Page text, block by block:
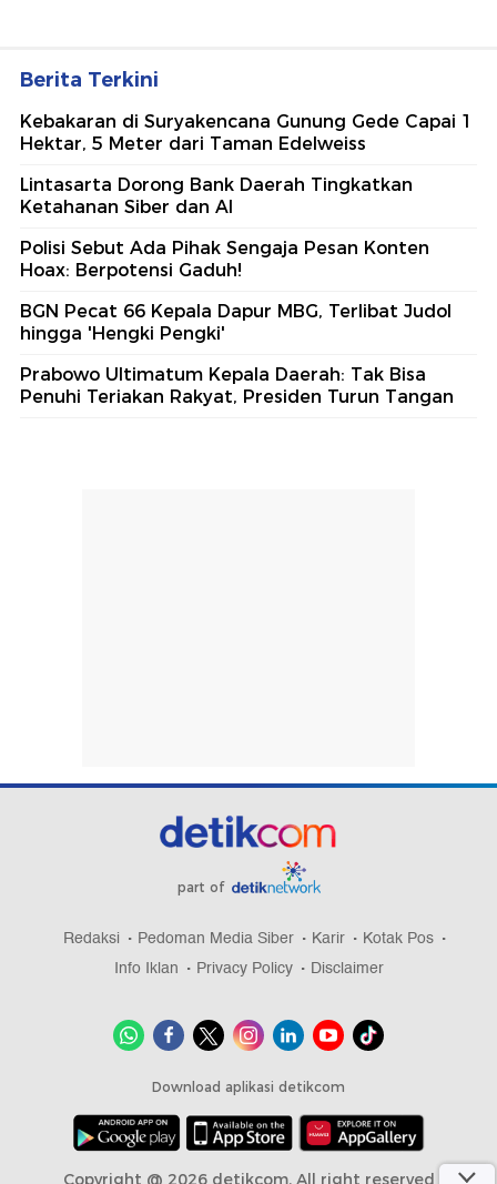
Berita Terkini
Kebakaran di Suryakencana Gunung Gede Capai 1
Hektar, 5 Meter dari Taman Edelweiss
Lintasarta Dorong Bank Daerah Tingkatkan
Ketahanan Siber dan AI
Polisi Sebut Ada Pihak Sengaja Pesan Konten
Hoax: Berpotensi Gaduh!
BGN Pecat 66 Kepala Dapur MBG, Terlibat Judol
hingga 'Hengki Pengki'
Prabowo Ultimatum Kepala Daerah: Tak Bisa
Penuhi Teriakan Rakyat, Presiden Turun Tangan
part of
Redaksi Pedoman Media Siber Karir
Kotak Pos
Info Iklan
Privacy Policy Disclaimer
Download aplikasi detikcom